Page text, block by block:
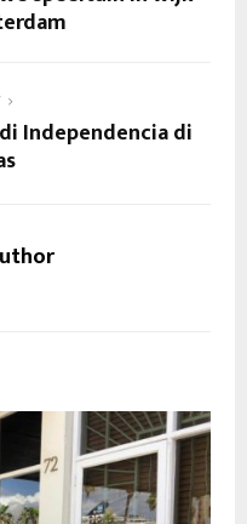
Independencia di